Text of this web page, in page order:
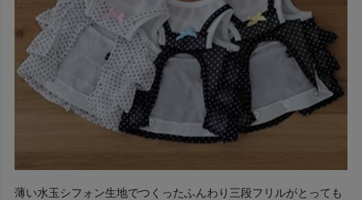
薄い水玉シフォン生地でつくったふんわり三段フリルがとっても